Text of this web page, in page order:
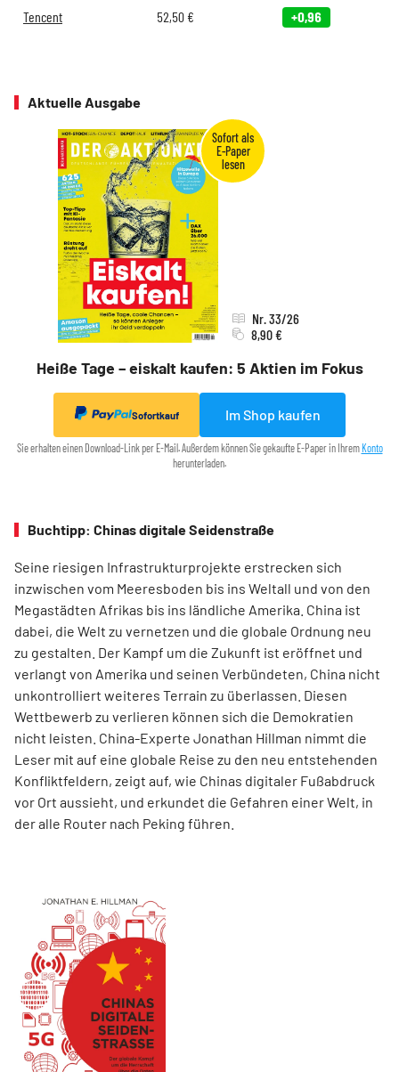
Tencent 52,50 € +0,96
Aktuelle Ausgabe
Heiße Tage – eiskalt kaufen: 5 Aktien im Fokus
Nr. 33/26
8,90 €
Sofortkauf Im Shop kaufen
Sie erhalten einen Download-Link per E-Mail. Außerdem können Sie gekaufte E-Paper in Ihrem Konto
herunterladen.
Buchtipp: Chinas digitale Seidenstraße
Seine riesigen Infrastrukturprojekte erstrecken sich
inzwischen vom Meeresboden bis ins Weltall und von den
Megastädten Afrikas bis ins ländliche Amerika. China ist
dabei, die Welt zu vernetzen und die globale Ordnung neu
zu gestalten. Der Kampf um die Zukunft ist eröffnet und
verlangt von Amerika und seinen Verbündeten, China nicht
unkontrolliert weiteres Terrain zu überlassen. Diesen
Wettbewerb zu verlieren können sich die Demokratien
nicht leisten. China-Experte Jonathan Hillman nimmt die
Leser mit auf eine globale Reise zu den neu entstehenden
Konfliktfeldern, zeigt auf, wie Chinas digitaler Fußabdruck
vor Ort aussieht, und erkundet die Gefahren einer Welt, in
der alle Router nach Peking führen.